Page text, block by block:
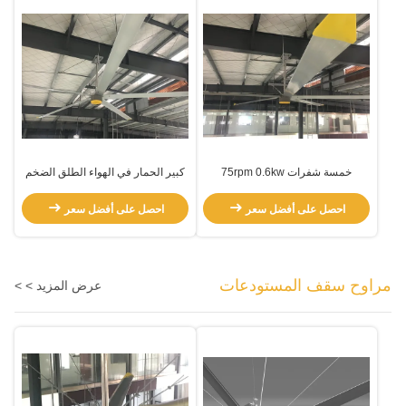
خمسة شفرات 75rpm 0.6kw
احصل على أفضل سعر
كبير الحمار في الهواء الطلق الضخم
احصل على أفضل سعر
مراوح سقف المستودعات عرض المزيد > >